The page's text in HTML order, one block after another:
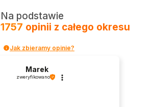
Na podstawie
1757 opinii z całego okresu
Jak zbieramy opinie?
Marek
zweryfikowano